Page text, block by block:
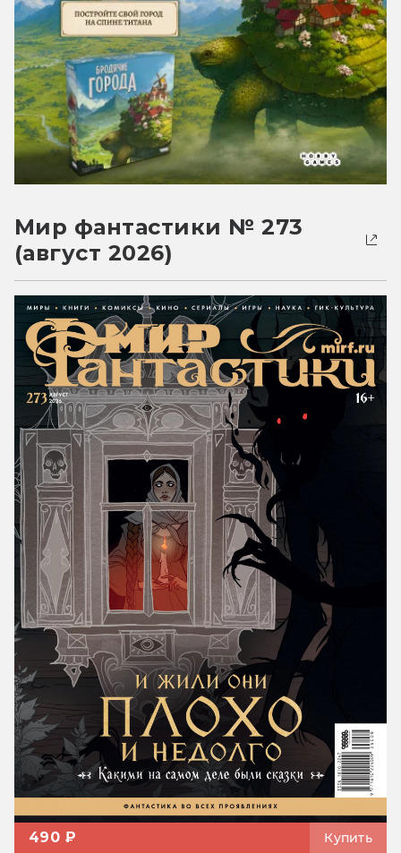
Мир фантастики № 273
(август 2026)
490 ₽ Купить